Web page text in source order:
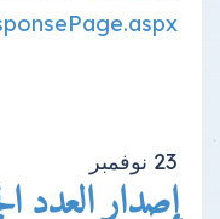
23 نوفمبر
إصدار العدد